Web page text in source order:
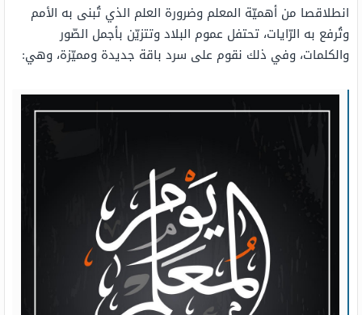
انطلاقصا من أهميّة المعلم وضرورة العلم الذي تُبنى به الأمم
وتُرفع به الرّايات، تحتفل عموم البلاد وتتزيّن بأجمل الصّور
والكلمات، وفي ذلك نقوم على سرد باقة جديدة ومميّزة، وهي: